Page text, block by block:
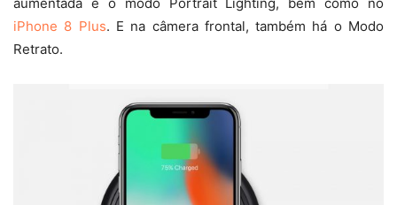
iPhone 8 Plus. E na câmera frontal, também há o Modo
Retrato.